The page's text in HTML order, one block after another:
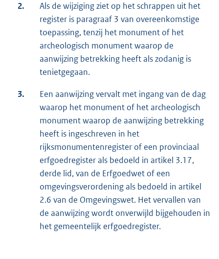
2.
Als de wijziging ziet op het schrappen uit het
register is paragraaf 3 van overeenkomstige
toepassing, tenzij het monument of het
archeologisch monument waarop de
aanwijzing betrekking heeft als zodanig is
tenietgegaan.
3.
Een aanwijzing vervalt met ingang van de dag
waarop het monument of het archeologisch
monument waarop de aanwijzing betrekking
heeft is ingeschreven in het
rijksmonumentenregister of een provinciaal
erfgoedregister als bedoeld in artikel 3.17,
derde lid, van de Erfgoedwet of een
omgevingsverordening als bedoeld in artikel
2.6 van de Omgevingswet. Het vervallen van
de aanwijzing wordt onverwijld bijgehouden in
het gemeentelijk erfgoedregister.